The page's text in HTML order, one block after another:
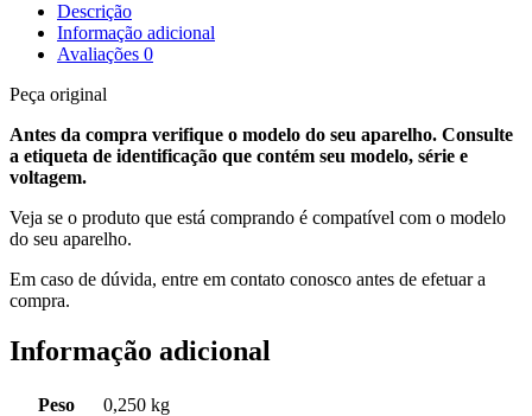
Descrição
Informação adicional
Avaliações 0
Peça original
Antes da compra verifique o modelo do seu aparelho. Consulte
a etiqueta de identificação que contém seu modelo, série e
voltagem.
Veja se o produto que está comprando é compatível com o modelo
do seu aparelho.
Em caso de dúvida, entre em contato conosco antes de efetuar a
compra.
Informação adicional
Peso
0,250 kg